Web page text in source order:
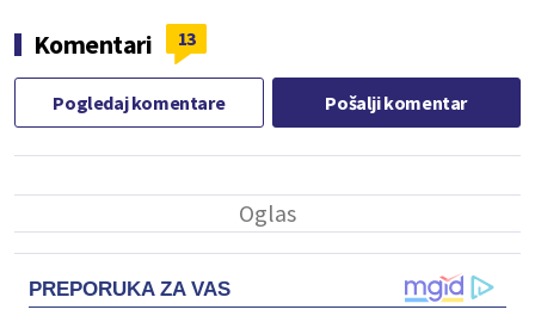
Komentari 13
Pogledaj komentare Pošalji komentar
PREPORUKA ZA VAS